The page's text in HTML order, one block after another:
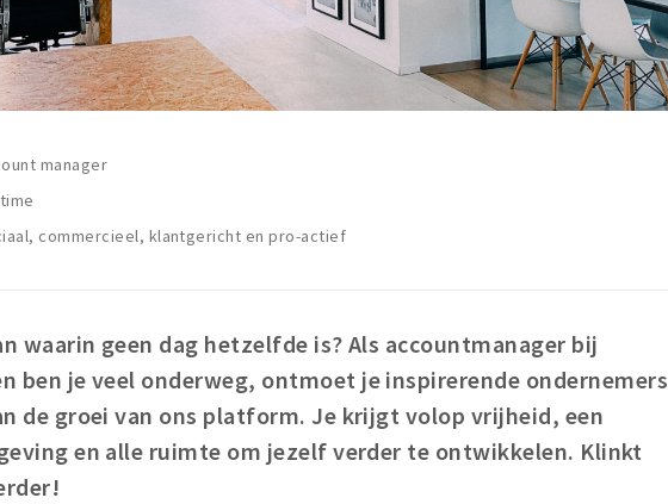
manager
commercieel, klantgericht en pro-actief
waarin geen dag hetzelfde is? Als accountmanager bij
ben je veel onderweg, ontmoet je inspirerende ondernemers
de groei van ons platform. Je krijgt volop vrijheid, een
en alle ruimte om jezelf verder te ontwikkelen. Klinkt